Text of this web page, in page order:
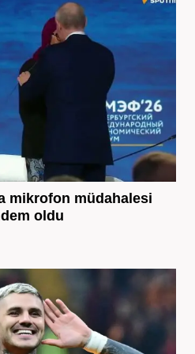
mikrofon müdahalesi
oldu